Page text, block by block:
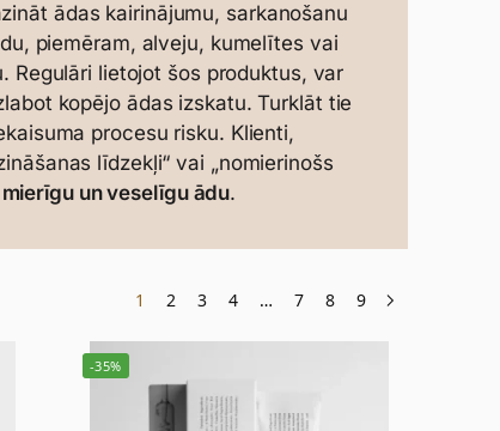
ādas kairinājumu, sarkanošanu
piemēram, alveju, kumelītes vai
Regulāri lietojot šos produktus, var
kopējo ādas izskatu. Turklāt tie
procesu risku. Klienti,
līdzekļi“ vai „nomierinošs
mierīgu un veselīgu ādu.
1 2 3 4 … 7 8 9
-35%